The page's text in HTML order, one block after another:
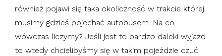
również pojawi się taka okoliczność w trakcie której
musimy gdzieś pojechać autobusem. Na co
wówczas liczymy? Jeśli jest to bardzo daleki wyjazd
to wtedy chcielibyśmy się w takim pojeździe czuć